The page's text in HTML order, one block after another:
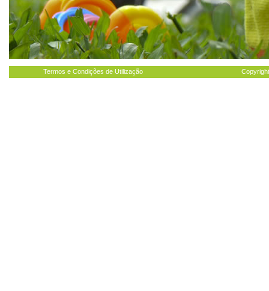
Termos e Condições de Utilização